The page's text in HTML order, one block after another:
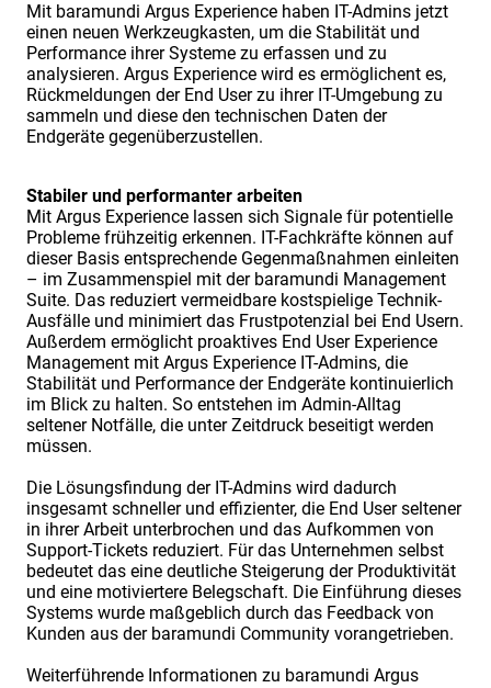
Mit baramundi Argus Experience haben IT-Admins jetzt
einen neuen Werkzeugkasten, um die Stabilität und
Performance ihrer Systeme zu erfassen und zu
analysieren. Argus Experience wird es ermöglichent es,
Rückmeldungen der End User zu ihrer IT-Umgebung zu
sammeln und diese den technischen Daten der
Endgeräte gegenüberzustellen.
Stabiler und performanter arbeiten
Mit Argus Experience lassen sich Signale für potentielle
Probleme frühzeitig erkennen. IT-Fachkräfte können auf
dieser Basis entsprechende Gegenmaßnahmen einleiten
– im Zusammenspiel mit der baramundi Management
Suite. Das reduziert vermeidbare kostspielige Technik-
Ausfälle und minimiert das Frustpotenzial bei End Usern.
Außerdem ermöglicht proaktives End User Experience
Management mit Argus Experience IT-Admins, die
Stabilität und Performance der Endgeräte kontinuierlich
im Blick zu halten. So entstehen im Admin-Alltag
seltener Notfälle, die unter Zeitdruck beseitigt werden
müssen.
Die Lösungsfindung der IT-Admins wird dadurch
insgesamt schneller und effizienter, die End User seltener
in ihrer Arbeit unterbrochen und das Aufkommen von
Support-Tickets reduziert. Für das Unternehmen selbst
bedeutet das eine deutliche Steigerung der Produktivität
und eine motiviertere Belegschaft. Die Einführung dieses
Systems wurde maßgeblich durch das Feedback von
Kunden aus der baramundi Community vorangetrieben.
Weiterführende Informationen zu baramundi Argus